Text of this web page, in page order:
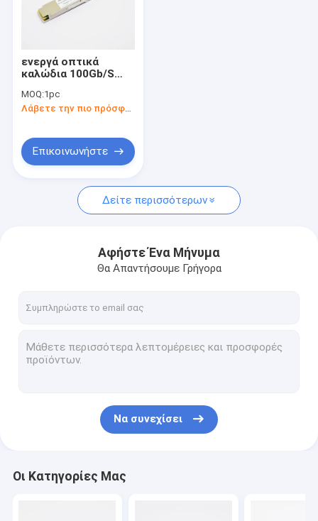
ενεργά οπτικά
καλώδια 100Gb/S
100GBASE SR4
MOQ:1pc
Λάβετε την πιο πρόσφατη τιμή
Επικοινωνήστε
Δείτε περισσότερων
Αφήστε Ένα Μήνυμα
Θα Απαντήσουμε Γρήγορα
Να συνεχίσει
Οι Κατηγορίες Μας